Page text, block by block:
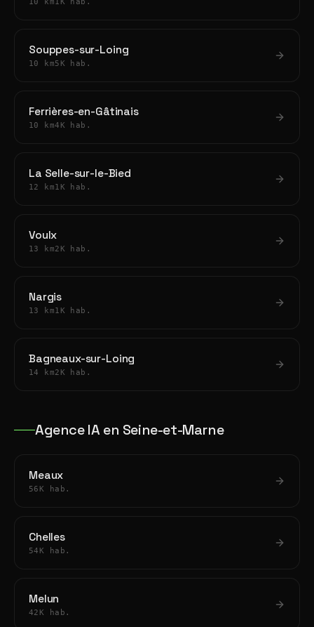
Souppes-sur-Loing
10 km5K hab.
Ferrières-en-Gâtinais
10 km4K hab.
La Selle-sur-le-Bied
12 km1K hab.
Voulx
13 km2K hab.
Nargis
13 km1K hab.
Bagneaux-sur-Loing
14 km2K hab.
Agence IA en Seine-et-Marne
Meaux
56K hab.
Chelles
54K hab.
Melun
42K hab.